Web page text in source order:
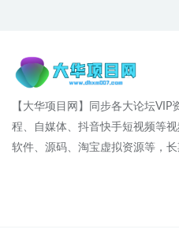
【大华项目网】同步各大论坛VIP
程、自媒体、抖音快手短视频等
软件、源码、淘宝虚拟资源等，